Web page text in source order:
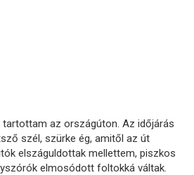
az országúton. Az időjárás
szél, szürke ég, amitől az út
elszáguldottak mellettem, piszkos
elmosódott foltokká váltak.